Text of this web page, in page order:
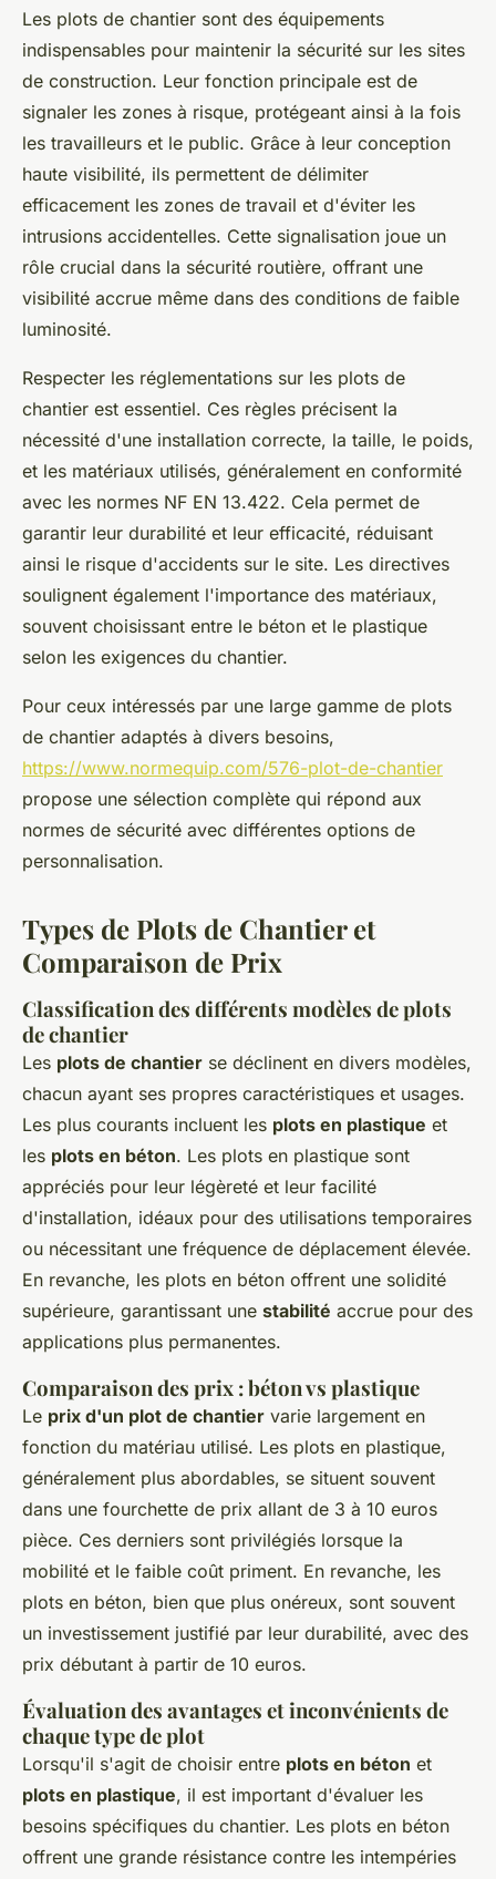
Les plots de chantier sont des équipements
indispensables pour maintenir la sécurité sur les sites
de construction. Leur fonction principale est de
signaler les zones à risque, protégeant ainsi à la fois
les travailleurs et le public. Grâce à leur conception
haute visibilité, ils permettent de délimiter
efficacement les zones de travail et d'éviter les
intrusions accidentelles. Cette signalisation joue un
rôle crucial dans la sécurité routière, offrant une
visibilité accrue même dans des conditions de faible
luminosité.
Respecter les réglementations sur les plots de
chantier est essentiel. Ces règles précisent la
nécessité d'une installation correcte, la taille, le poids,
et les matériaux utilisés, généralement en conformité
avec les normes NF EN 13.422. Cela permet de
garantir leur durabilité et leur efficacité, réduisant
ainsi le risque d'accidents sur le site. Les directives
soulignent également l'importance des matériaux,
souvent choisissant entre le béton et le plastique
selon les exigences du chantier.
Pour ceux intéressés par une large gamme de plots
de chantier adaptés à divers besoins,
https://www.normequip.com/576-plot-de-chantier
propose une sélection complète qui répond aux
normes de sécurité avec différentes options de
personnalisation.
Types de Plots de Chantier et
Comparaison de Prix
Classification des différents modèles de plots
de chantier
Les plots de chantier se déclinent en divers modèles,
chacun ayant ses propres caractéristiques et usages.
Les plus courants incluent les plots en plastique et
les plots en béton. Les plots en plastique sont
appréciés pour leur légèreté et leur facilité
d'installation, idéaux pour des utilisations temporaires
ou nécessitant une fréquence de déplacement élevée.
En revanche, les plots en béton offrent une solidité
supérieure, garantissant une stabilité accrue pour des
applications plus permanentes.
Comparaison des prix : béton vs plastique
Le prix d'un plot de chantier varie largement en
fonction du matériau utilisé. Les plots en plastique,
généralement plus abordables, se situent souvent
dans une fourchette de prix allant de 3 à 10 euros
pièce. Ces derniers sont privilégiés lorsque la
mobilité et le faible coût priment. En revanche, les
plots en béton, bien que plus onéreux, sont souvent
un investissement justifié par leur durabilité, avec des
prix débutant à partir de 10 euros.
Évaluation des avantages et inconvénients de
chaque type de plot
Lorsqu'il s'agit de choisir entre plots en béton et
plots en plastique, il est important d'évaluer les
besoins spécifiques du chantier. Les plots en béton
offrent une grande résistance contre les intempéries